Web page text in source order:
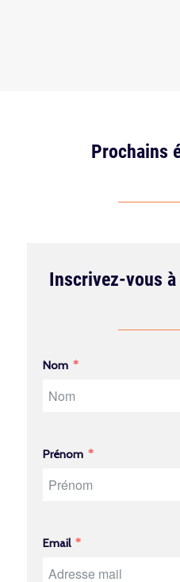
Prochains
Inscrivez-vous
Nom
Prénom
Email